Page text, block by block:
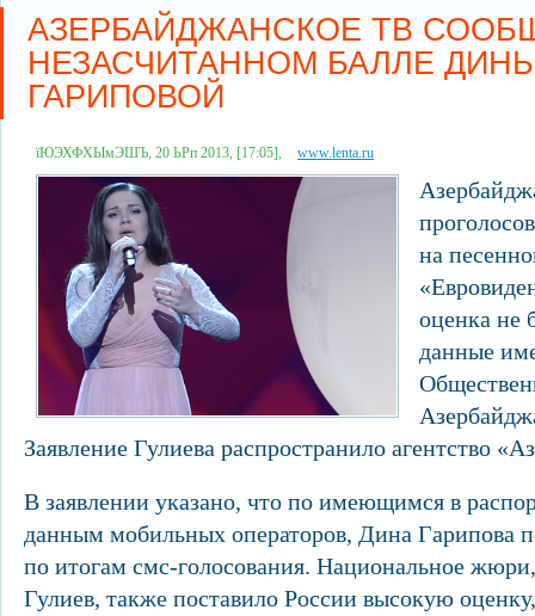
АЗЕРБАЙДЖАНСКОЕ ТВ
НЕЗАСЧИТАННОМ БАЛЛЕ
ГАРИПОВОЙ
їЮЭХФХЫмЭШЪ, 20 ЬРп 2013, [17:05], www.lenta.ru
на
оценка не
данные
Заявление Гулиева распространило агентство
В заявлении указано, что по имеющимся в
данным мобильных операторов, Дина Гарипова
по итогам смс-голосования. Национальное
Гулиев, также поставило России высокую